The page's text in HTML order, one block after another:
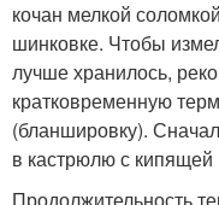
кочан мелкой
шинковке. Чтобы
лучше хранилось,
кратковременную
(бланшировку).
в кастрюлю с кипящей